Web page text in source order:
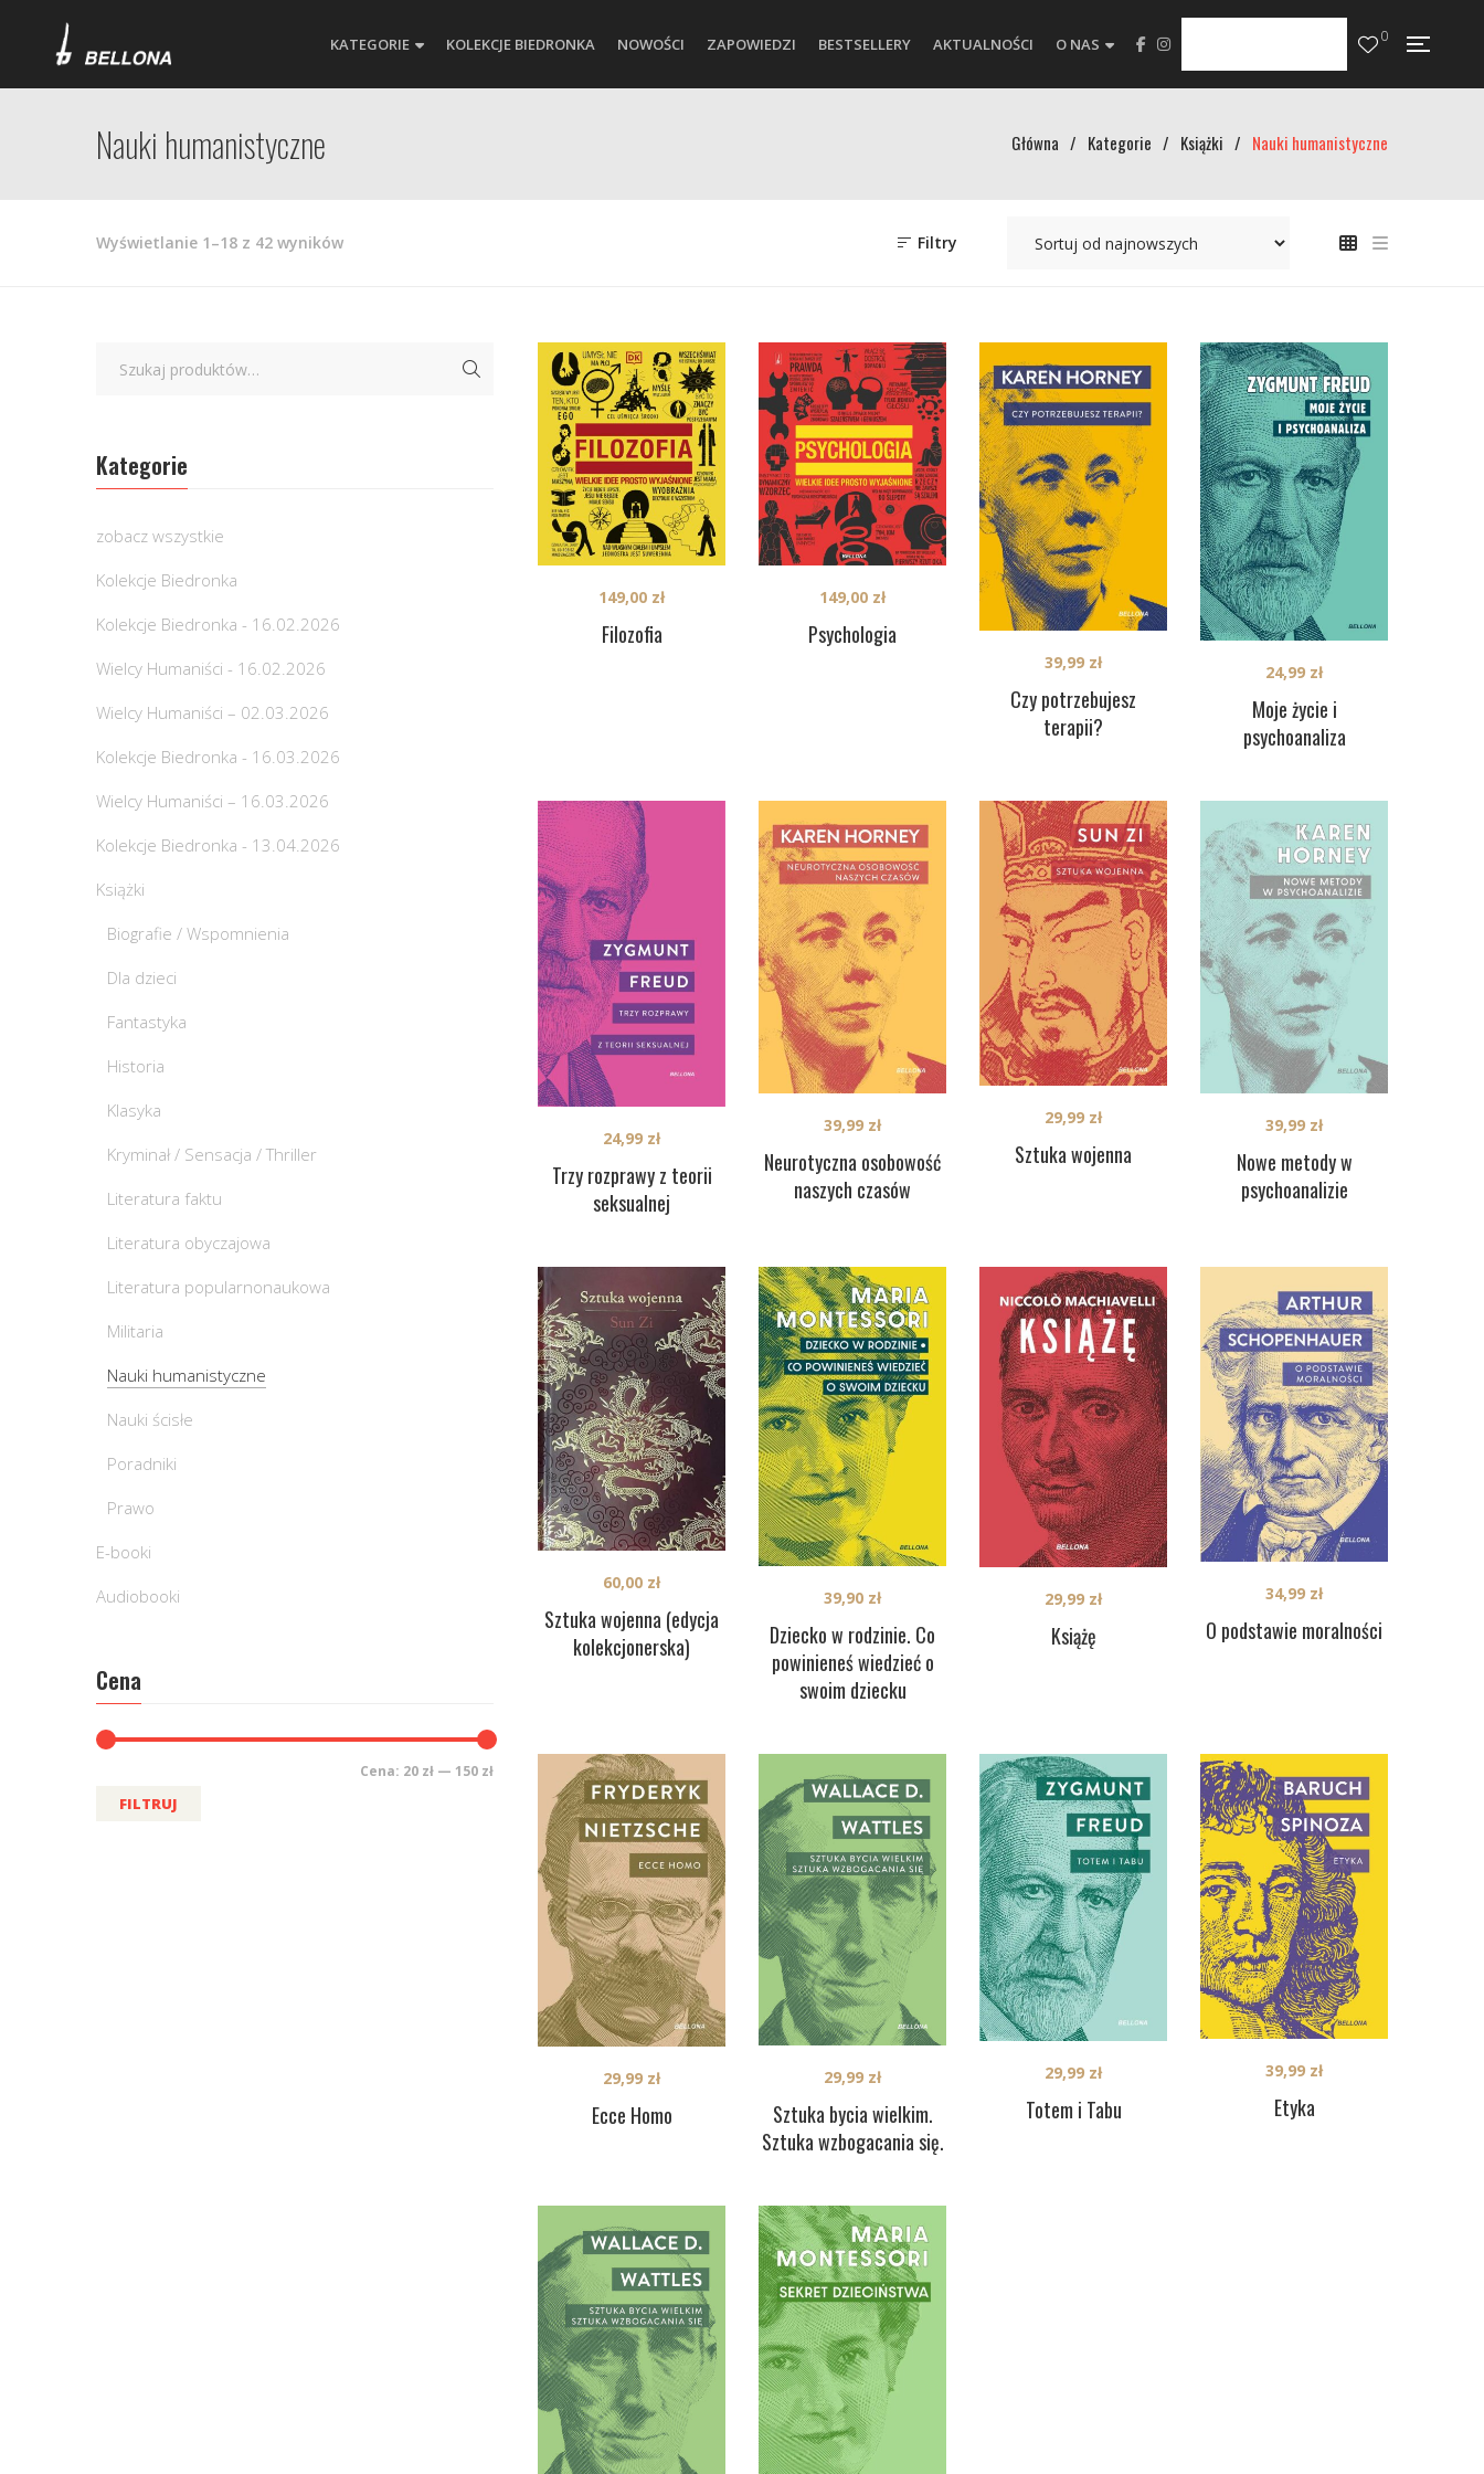
KATEGORIE KOLEKCJE BIEDRONKA NOWOŚCI ZAPOWIEDZI BESTSELLERY AKTUALNOŚCI O NAS 0
Nauki humanistyczne Główna / Kategorie / Książki / Nauki humanistyczne
Wyświetlanie 1–18 z 42 wynikówPosortowane
Filtry
Filozofia
149,00 zł
Psychologia
149,00 zł
Czy potrzebujesz
terapii?
39,99 zł
Moje życie i
psychoanaliza
24,99 zł
Trzy rozprawy z teorii
seksualnej
24,99 zł
Neurotyczna osobowość
naszych czasów
39,99 zł
Sztuka wojenna
29,99 zł
Nowe metody w
psychoanalizie
39,99 zł
Sztuka wojenna (edycja
kolekcjonerska)
60,00 zł
Dziecko w rodzinie. Co
powinieneś wiedzieć o
swoim dziecku
39,90 zł
Książę
29,99 zł
O podstawie moralności
34,99 zł
Ecce Homo
29,99 zł
Sztuka bycia wielkim.
Sztuka wzbogacania się.
29,99 zł
Totem i Tabu
29,99 zł
Etyka
39,99 zł
Kategorie
zobacz wszystkie
Kolekcje Biedronka
Kolekcje Biedronka - 16.02.2026
Wielcy Humaniści - 16.02.2026
Wielcy Humaniści – 02.03.2026
Kolekcje Biedronka - 16.03.2026
Wielcy Humaniści – 16.03.2026
Kolekcje Biedronka - 13.04.2026
Książki
Biografie / Wspomnienia
Dla dzieci
Fantastyka
Historia
Klasyka
Kryminał / Sensacja / Thriller
Literatura faktu
Literatura obyczajowa
Literatura popularnonaukowa
Militaria
Nauki humanistyczne
Nauki ścisłe
Poradniki
Prawo
E-booki
Audiobooki
Cena
FILTRUJ
Cena: 20 zł — 150 zł